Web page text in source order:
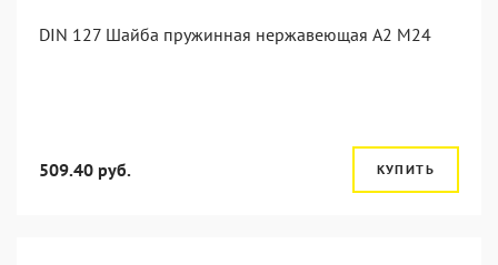
DIN 127 Шайба пружинная нержавеющая А2 М24
509.40 руб. КУПИТЬ